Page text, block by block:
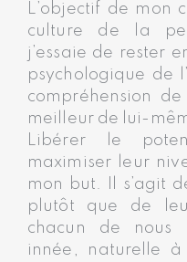
L’objectif de mon
culture de la
j’essaie de rester
psychologique de
compréhension
meilleur de lui-
Libérer le
maximiser leur
mon but. Il s’agit
plutôt que de
chacun de nous
innée, naturelle